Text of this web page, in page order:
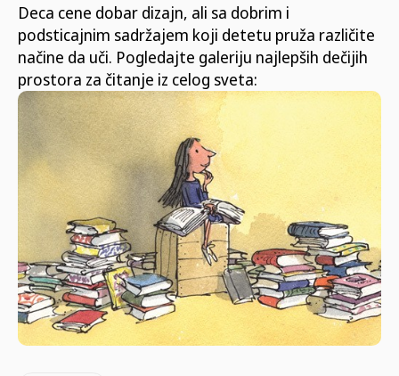
Deca cene dobar dizajn, ali sa dobrim i
podsticajnim sadržajem koji detetu pruža različite
načine da uči. Pogledajte galeriju najlepših dečijih
prostora za čitanje iz celog sveta: